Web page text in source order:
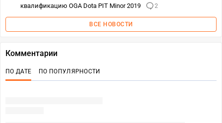
квалификацию OGA Dota PIT Minor 2019
2
ВСЕ НОВОСТИ
Комментарии
ПО ДАТЕ ПО ПОПУЛЯРНОСТИ